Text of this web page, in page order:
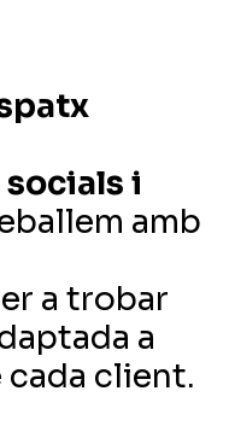
i
amb
a trobar
a
cada client.